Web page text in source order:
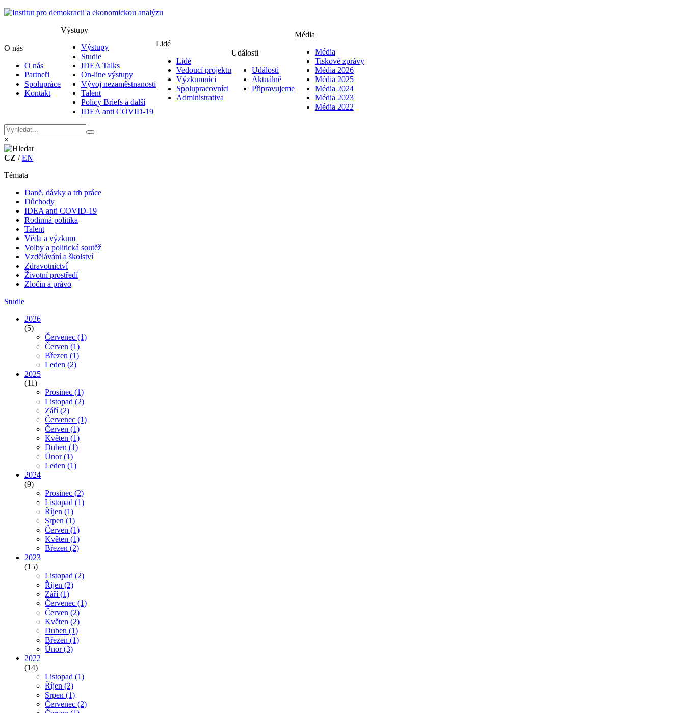
O nás
O nás
Partneři
Spolupráce
Kontakt
Výstupy
Výstupy
Studie
IDEA Talks
On-line výstupy
Vývoj nezaměstnanosti
Talent
Policy Briefs a další
IDEA anti COVID-19
Lidé
Lidé
Vedoucí projektu
Výzkumníci
Spolupracovníci
Administrativa
Události
Události
Aktuálně
Připravujeme
Média
Média
Tiskové zprávy
Média 2026
Média 2025
Média 2024
Média 2023
Média 2022
×
CZ /EN
Témata
Daně, dávky a trh práce
Důchody
IDEA anti COVID-19
Rodinná politika
Talent
Věda a výzkum
Volby a politická soutěž
Vzdělávání a školství
Zdravotnictví
Životní prostředí
Zločin a právo
Studie
2026
(5)
Červenec (1)
Červen (1)
Březen (1)
Leden (2)
2025
(11)
Prosinec (1)
Listopad (2)
Září(2)
Červenec (1)
Červen (1)
Květen (1)
Duben (1)
Únor(1)
Leden (1)
2024
(9)
Prosinec (2)
Listopad (1)
Říjen (1)
Srpen (1)
Červen (1)
Květen (1)
Březen (2)
2023
(15)
Listopad (2)
Říjen (2)
Září(1)
Červenec (1)
Červen (2)
Květen (2)
Duben (1)
Březen (1)
Únor(3)
2022
(14)
Listopad (1)
Říjen (2)
Srpen (1)
Červenec (2)